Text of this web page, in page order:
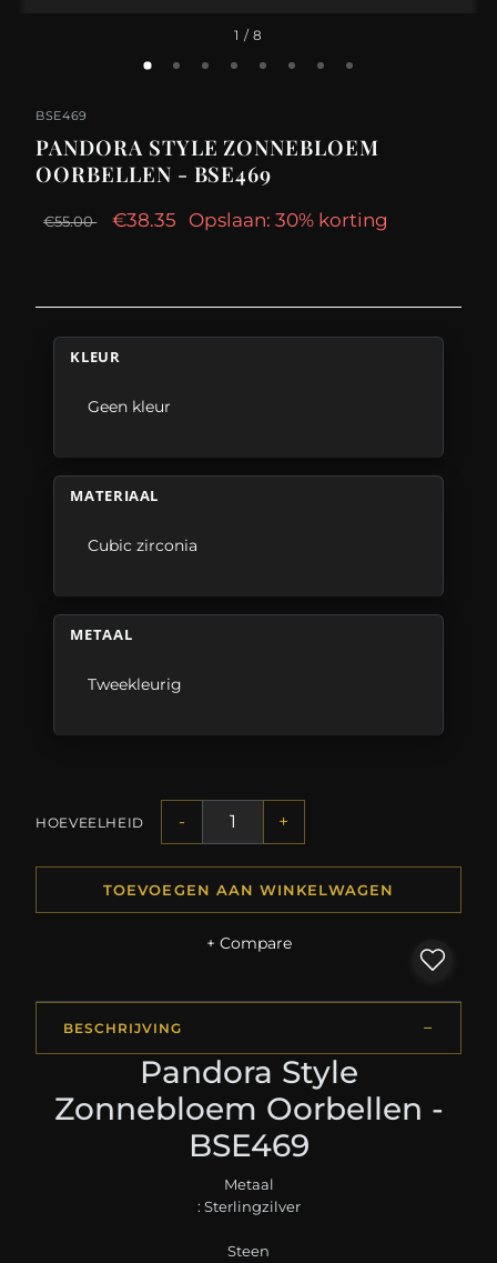
1 / 8
BSE469
PANDORA STYLE ZONNEBLOEM
OORBELLEN - BSE469
€55.00 €38.35 Opslaan: 30% korting
KLEUR
Geen kleur
MATERIAAL
Cubic zirconia
METAAL
Tweekleurig
HOEVEELHEID - +
TOEVOEGEN AAN WINKELWAGEN
+ Compare
BESCHRIJVING
Pandora Style
Zonnebloem Oorbellen -
BSE469
Metaal
: Sterlingzilver
Steen